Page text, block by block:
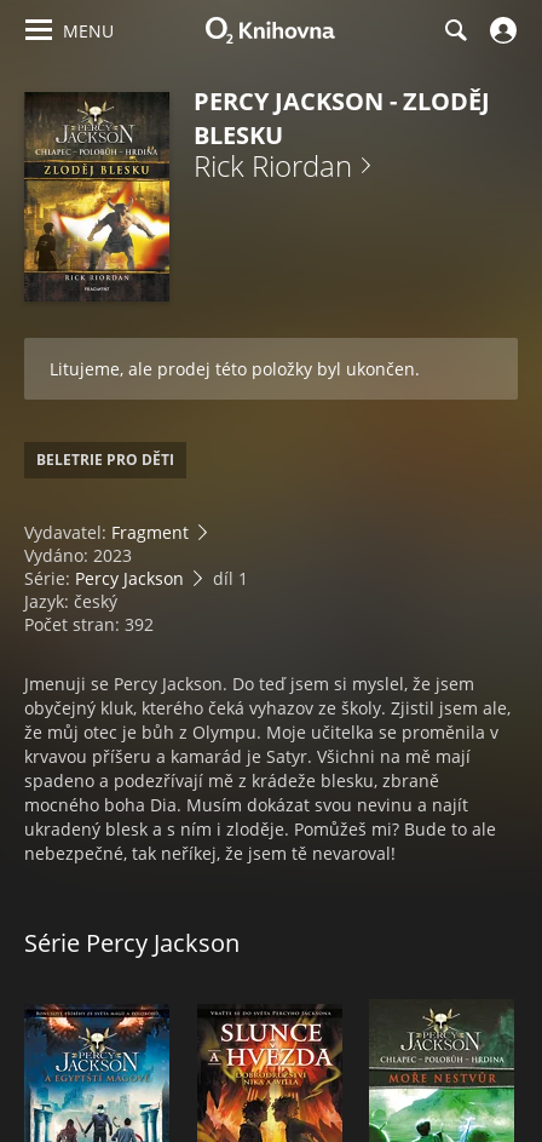
MENU
PERCY JACKSON - ZLODĚJ
BLESKU
Rick Riordan
Litujeme, ale prodej této položky byl ukončen.
BELETRIE PRO DĚTI
Vydavatel: Fragment
Vydáno: 2023
Série: Percy Jackson
díl 1
Jazyk: český
Počet stran: 392
Jmenuji se Percy Jackson. Do teď jsem si myslel, že jsem
obyčejný kluk, kterého čeká vyhazov ze školy. Zjistil jsem ale,
že můj otec je bůh z Olympu. Moje učitelka se proměnila v
krvavou příšeru a kamarád je Satyr. Všichni na mě mají
spadeno a podezřívají mě z krádeže blesku, zbraně
mocného boha Dia. Musím dokázat svou nevinu a najít
ukradený blesk a s ním i zloděje. Pomůžeš mi? Bude to ale
nebezpečné, tak neříkej, že jsem tě nevaroval!
Série Percy Jackson